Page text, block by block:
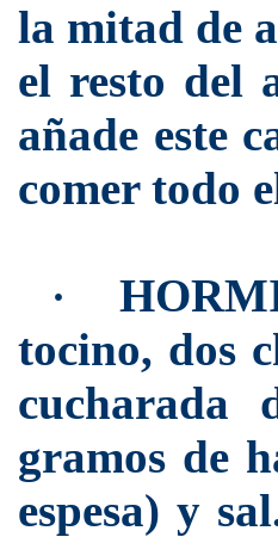
la mitad de
el resto del
añade este
comer todo
·
tocino, dos
cucharada
gramos de
espesa) y